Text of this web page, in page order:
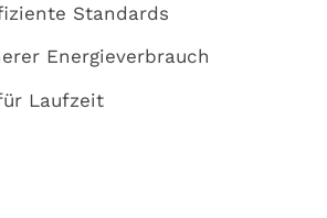
Standards
Energieverbrauch
Laufzeit